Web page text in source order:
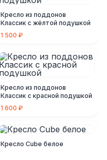
Кресло из поддонов
Классик с жёлтой подушкой
1 500 ₽
Кресло из поддонов
Классик с красной подушкой
1 600 ₽
Кресло Cube белое